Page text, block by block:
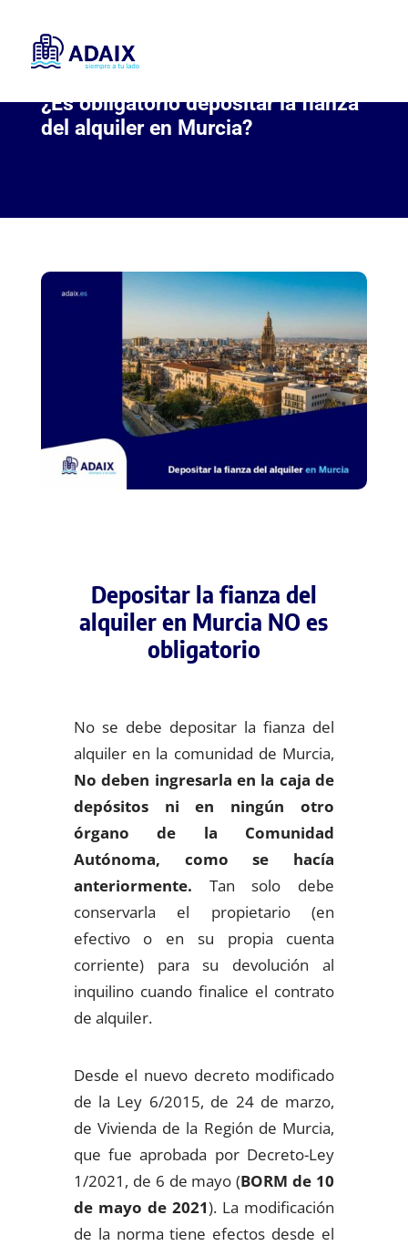
¿Es obligatorio depositar la fianza
del alquiler en Murcia?
Depositar la fianza del
alquiler en Murcia NO es
obligatorio
No se debe depositar la fianza del
alquiler en la comunidad de Murcia,
No deben ingresarla en la caja de
depósitos ni en ningún otro
órgano de la Comunidad
Autónoma, como se hacía
anteriormente. Tan solo debe
conservarla el propietario (en
efectivo o en su propia cuenta
corriente) para su devolución al
inquilino cuando finalice el contrato
de alquiler.
Desde el nuevo decreto modificado
de la Ley 6/2015, de 24 de marzo,
de Vivienda de la Región de Murcia,
que fue aprobada por Decreto-Ley
1/2021, de 6 de mayo (BORM de 10
de mayo de 2021). La modificación
de la norma tiene efectos desde el